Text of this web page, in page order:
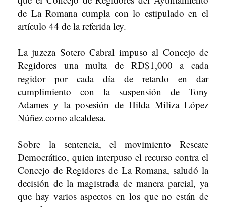
de La Romana cumpla con lo estipulado en el
artículo 44 de la referida ley.
La juzeza Sotero Cabral impuso al Concejo de
Regidores una multa de RD$1,000 a cada
regidor por cada día de retardo en dar
cumplimiento con la suspensión de Tony
Adames y la posesión de Hilda Miliza López
Núñez como alcaldesa.
Sobre la sentencia, el movimiento Rescate
Democrático, quien interpuso el recurso contra el
Concejo de Regidores de La Romana, saludó la
decisión de la magistrada de manera parcial, ya
que hay varios aspectos en los que no están de